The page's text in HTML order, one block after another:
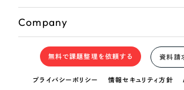
Company
無料で課題整理を依頼する 資料請
プライバシーポリシー 情報セキュリティ方針